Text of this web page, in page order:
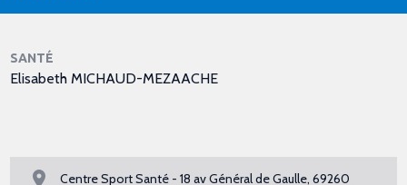
SANTÉ
Elisabeth MICHAUD-MEZAACHE
Centre Sport Santé - 18 av Général de Gaulle, 69260